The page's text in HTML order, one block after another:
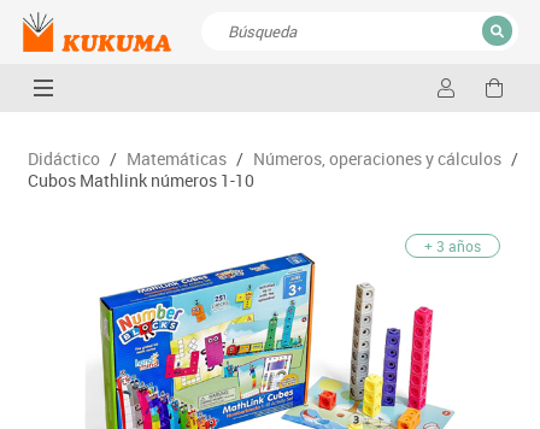
CERRAR
Didáctico / Matemáticas / Números, operaciones y cálculos /
Cubos Mathlink números 1-10
+ 3 años